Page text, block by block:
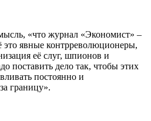
«что журнал «Экономист» –
это явные контрреволюционеры,
её слуг, шпионов и
поставить дело так, чтобы этих
постоянно и
границу».